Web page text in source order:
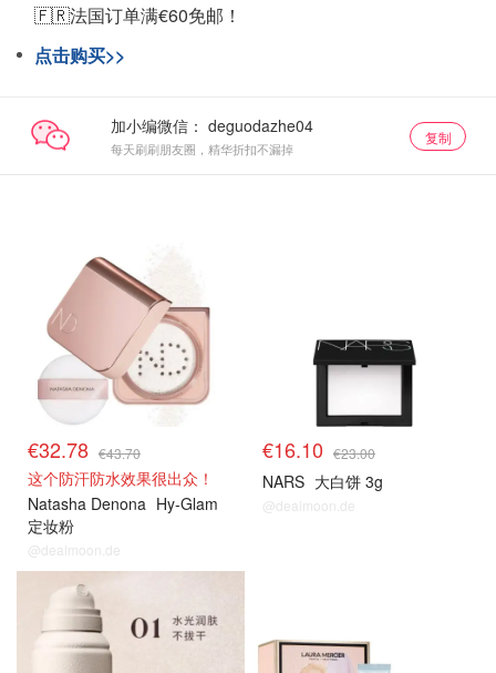
🇫🇷法国订单满€60免邮！
点击购买>>
加小编微信：
每天刷刷朋友圈，精华折扣不漏掉
复制
€32.78 €43.70
这个防汗防水效果很出众！
Natasha Denona Hy-Glam
定妆粉
@dealmoon.de
€16.10 €23.00
NARS 大白饼 3g
@dealmoon.de